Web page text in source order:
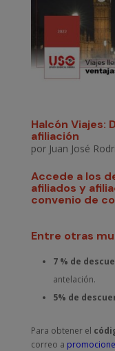
Halcón Viajes:
afiliación
por Juan José
Accede a los
afiliados y
convenio de
Entre otras
7 % de
antelación.
5% de
Para obtener el
correo a